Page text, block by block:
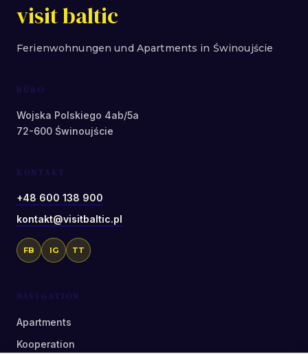
visit baltic
Ferienwohnungen und Apartments in Świnoujście
BÜRO
Wojska Polskiego 4ab/5a
72-600 Świnoujście
KONTAKT
+48 600 138 900
kontakt@visitbaltic.pl
FB IG TT
NAVIGATION
Apartments
Kooperation